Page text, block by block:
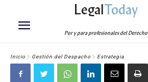
LegalToday
Por y para profesionales del Derecho
Inicio Gestión del Despacho Estrategia